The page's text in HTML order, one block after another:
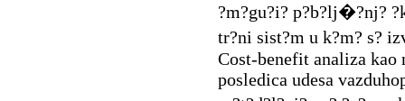
?m?gu?i? p?b?lj�?nj?
tr?ni sist?m u k?m? s?
Cost-benefit analiza
posledica udesa